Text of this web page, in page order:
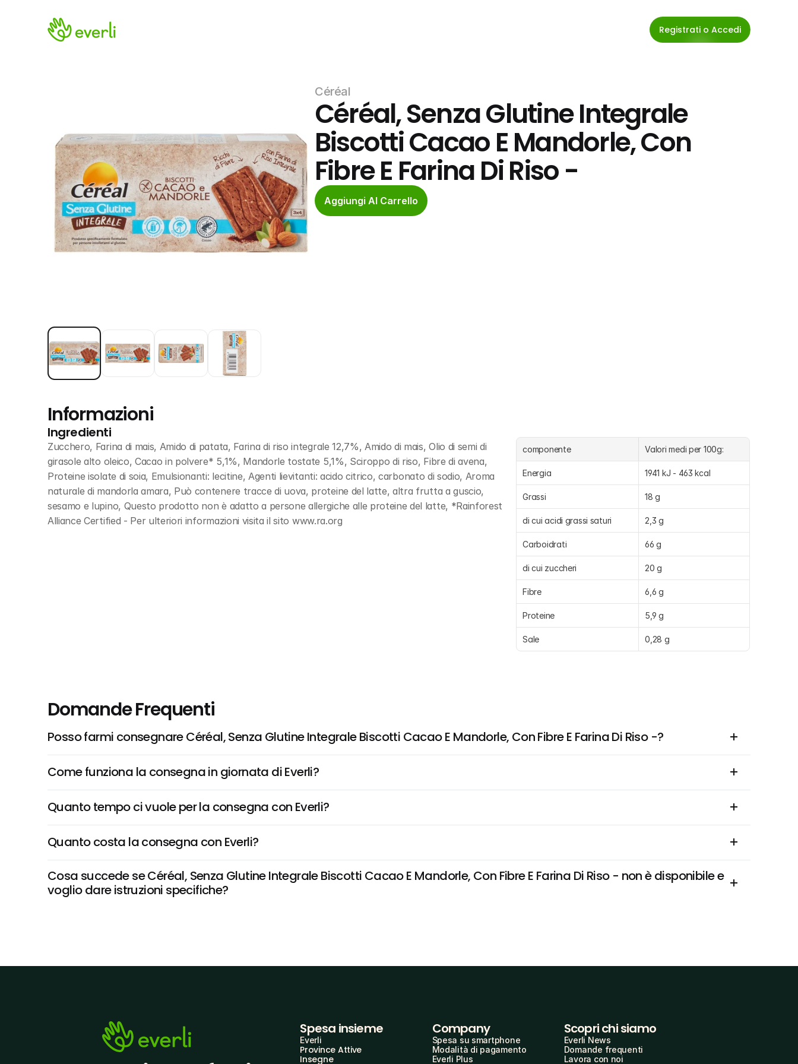
Registrati o Accedi
Céréal
Céréal, Senza Glutine Integrale
Biscotti Cacao E Mandorle, Con
Fibre E Farina Di Riso -
Aggiungi Al Carrello
Informazioni
Ingredienti
Zucchero, Farina di mais, Amido di patata, Farina di riso integrale 12,7%, Amido di mais, Olio di semi di
girasole alto oleico, Cacao in polvere* 5,1%, Mandorle tostate 5,1%, Sciroppo di riso, Fibre di avena,
Proteine isolate di soia, Emulsionanti: lecitine, Agenti lievitanti: acido citrico, carbonato di sodio, Aroma
naturale di mandorla amara, Può contenere tracce di uova, proteine del latte, altra frutta a guscio,
sesamo e lupino, Questo prodotto non è adatto a persone allergiche alle proteine del latte, *Rainforest
Alliance Certified - Per ulteriori informazioni visita il sito www.ra.org
componente Valori medi per 100g:
Energia 1941 kJ - 463 kcal
Grassi 18 g
di cui acidi grassi saturi 2,3 g
Carboidrati 66 g
di cui zuccheri 20 g
Fibre 6,6 g
Proteine 5,9 g
Sale 0,28 g
Domande Frequenti
Posso farmi consegnare Céréal, Senza Glutine Integrale Biscotti Cacao E Mandorle, Con Fibre E Farina Di Riso -?
Come funziona la consegna in giornata di Everli?
Quanto tempo ci vuole per la consegna con Everli?
Quanto costa la consegna con Everli?
Cosa succede se Céréal, Senza Glutine Integrale Biscotti Cacao E Mandorle, Con Fibre E Farina Di Riso - non è disponibile e
voglio dare istruzioni specifiche?
Spesa insieme
Everli
Province Attive
Insegne
Company
Spesa su smartphone
Modalità di pagamento
Everli Plus
Scopri chi siamo
Everli News
Domande frequenti
Lavora con noi